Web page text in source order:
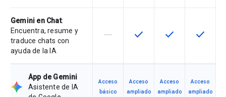
Gemini en Chat:
Encuentra, resume y
traduce chats con
ayuda de la IA
Esta función no está disponible en
horizontal_rule Esta función está
check Esta función
check Esta
check
App de Gemini
Asistente de IA
Acceso
básico
Acceso
ampliado
Acceso
ampliado
Acceso
ampliado